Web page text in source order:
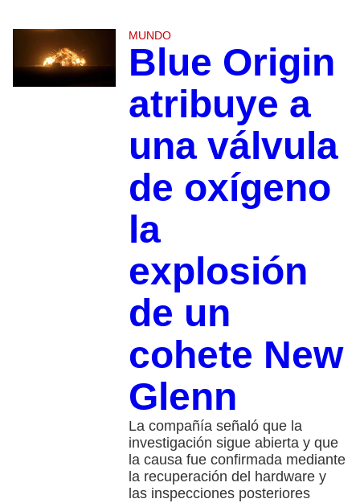
MUNDO
Blue Origin
atribuye a
una válvula
de oxígeno
la
explosión
de un
cohete New
Glenn
La compañía señaló que la
investigación sigue abierta y que
la causa fue confirmada mediante
la recuperación del hardware y
las inspecciones posteriores